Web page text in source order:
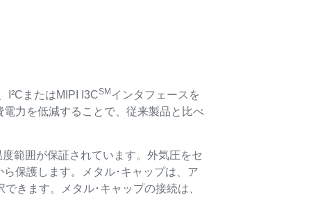
I²CまたはMIPI I3CSM インタフェースを
力を低減することで、従来製品と比べ
範囲が保証されています。外気圧をセ
保護します。メタル･キャップは、ア
きます。メタル･キャップの接続は、